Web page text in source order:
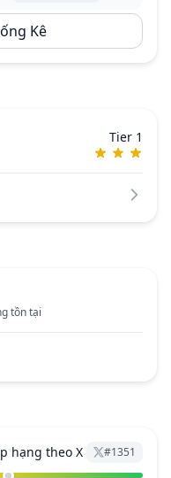
Kê
Tier 1
tồn tại
hạng theo X #1351